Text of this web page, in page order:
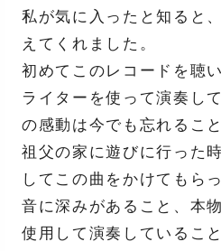
私が気に入ったと知ると
えてくれました。
初めてこのレコードを聴
ライターを使って演奏し
の感動は今でも忘れるこ
祖父の家に遊びに行った
してこの曲をかけてもら
音に深みがあること、本
使用して演奏しているこ